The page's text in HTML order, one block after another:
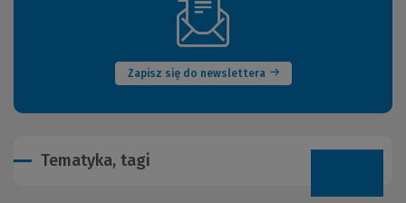
Zapisz się do newslettera
(Nowe
okno)
Tematyka, tagi